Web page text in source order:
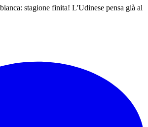
stagione finita! L'Udinese pensa già al